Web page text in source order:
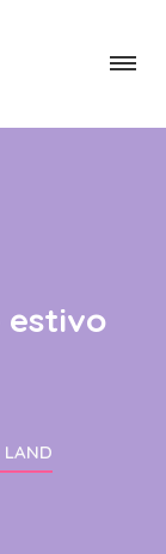
estivo
LAND